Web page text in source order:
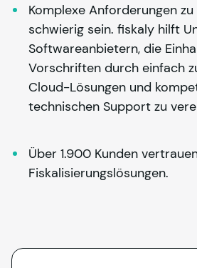
Komplexe Anforderungen
schwierig sein. fiskaly hilft
Softwareanbietern, die
Vorschriften durch einfach
Cloud-Lösungen und
technischen Support zu
Über 1.900 Kunden
Fiskalisierungslösungen.